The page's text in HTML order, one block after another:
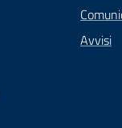
Avvisi